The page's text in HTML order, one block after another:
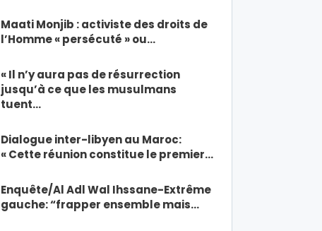
Maati Monjib : activiste des droits de
l’Homme « persécuté » ou…
« Il n’y aura pas de résurrection
jusqu’à ce que les musulmans
tuent…
Dialogue inter-libyen au Maroc:
« Cette réunion constitue le premier…
Enquête/Al Adl Wal Ihssane-Extrême
gauche: “frapper ensemble mais…